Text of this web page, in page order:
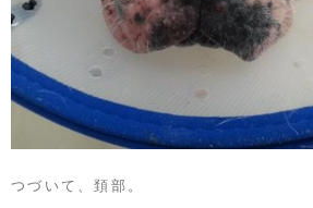
つづいて、頚部。